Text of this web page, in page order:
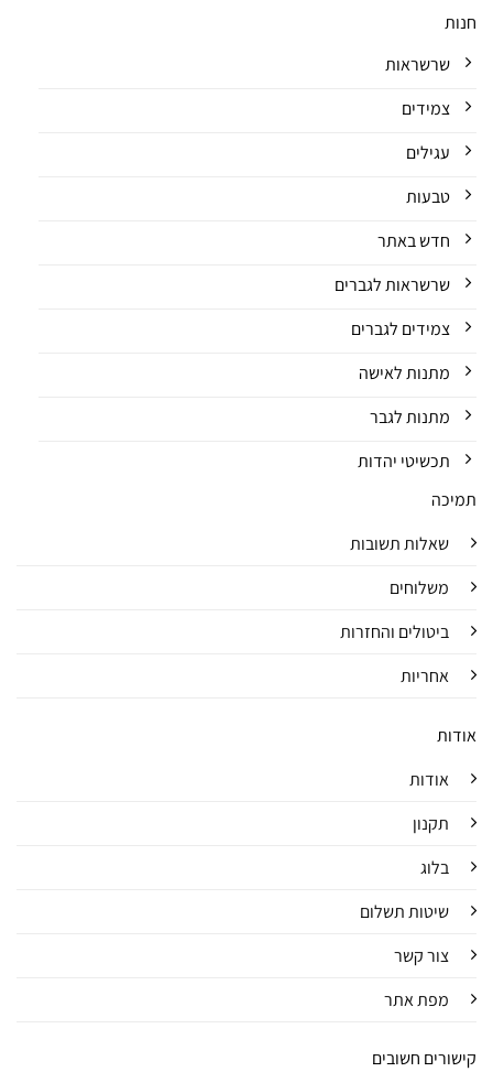
חנות
שרשראות
צמידים
עגילים
טבעות
חדש באתר
שרשראות לגברים
צמידים לגברים
מתנות לאישה
מתנות לגבר
תכשיטי יהדות
תמיכה
שאלות תשובות
משלוחים
ביטולים והחזרות
אחריות
אודות
אודות
תקנון
בלוג
שיטות תשלום
צור קשר
מפת אתר
קישורים חשובים